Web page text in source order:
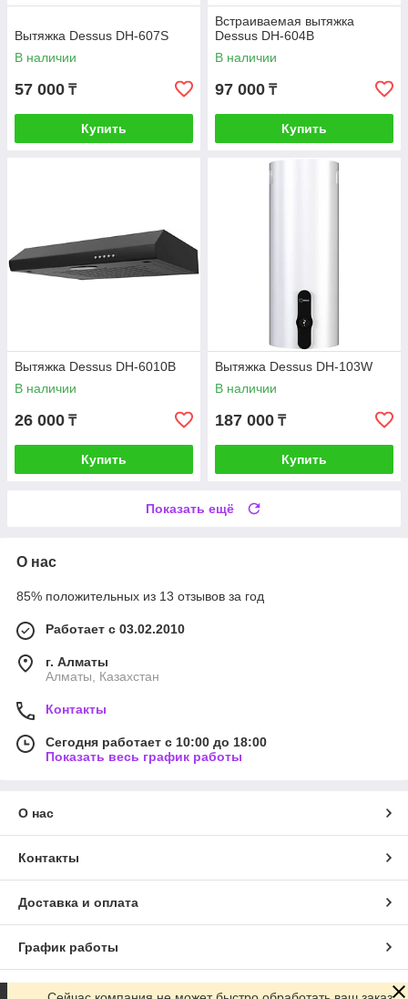
Вытяжка Dessus DH-607S
В наличии
57 000 ₸
Купить
Встраиваемая вытяжка
Dessus DH-604B
В наличии
97 000 ₸
Купить
Вытяжка Dessus DH-6010B
В наличии
26 000 ₸
Купить
Вытяжка Dessus DH-103W
В наличии
187 000 ₸
Купить
Показать ещё
О нас
85% положительных из 13 отзывов за год
Работает с 03.02.2010
г. Алматы
Алматы, Казахстан
Контакты
Сегодня работает с 10:00 до 18:00
Показать весь график работы
О нас
Контакты
Доставка и оплата
График работы
Полная версия сайта